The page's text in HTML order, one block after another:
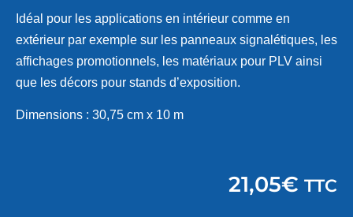
Idéal pour les applications en intérieur comme en
extérieur par exemple sur les panneaux signalétiques, les
affichages promotionnels, les matériaux pour PLV ainsi
que les décors pour stands d’exposition.
Dimensions : 30,75 cm x 10 m
21,05€ TTC